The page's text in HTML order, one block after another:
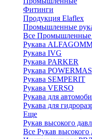
Фитинги
Продукция Elaflex
Промышленные
Все Промышленные
Рукава
Рукава IVG
Рукава PARKER
Рукава
Рукава SEMPERIT
Рукава VERSO
Рукава для
Рукава для
Еще
Рукав высокого
Все Рукав